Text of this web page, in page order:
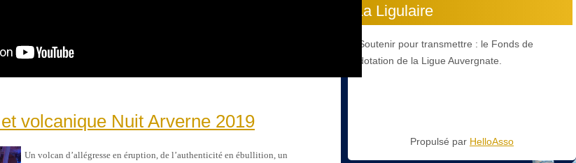
volcanique Nuit Arverne 2019
Un volcan d’allégresse en éruption, de l’authenticité en ébullition, un
La Ligulaire
Soutenir pour transmettre : le Fonds de
dotation de la Ligue Auvergnate.
Propulsé par HelloAsso